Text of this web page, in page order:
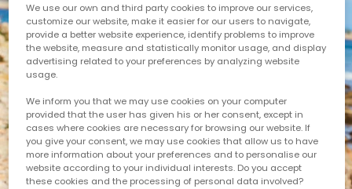
We use our own and third party cookies to improve our services,
customize our website, make it easier for our users to navigate,
provide a better website experience, identify problems to improve
the website, measure and statistically monitor usage, and display
advertising related to your preferences by analyzing website
usage.
We inform you that we may use cookies on your computer
provided that the user has given his or her consent, except in
cases where cookies are necessary for browsing our website. If
you give your consent, we may use cookies that allow us to have
more information about your preferences and to personalise our
website according to your individual interests. Do you accept
these cookies and the processing of personal data involved?